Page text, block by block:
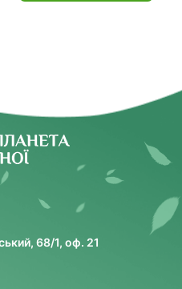
68/1, оф. 21